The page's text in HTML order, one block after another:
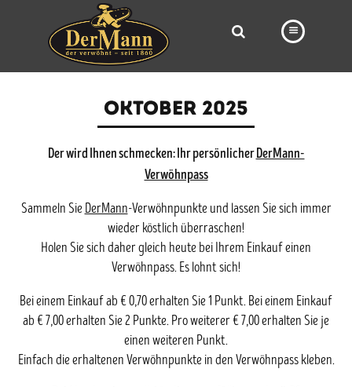
BÄCKEREI
BROTWAY
VORBESTELLUNG
NEWS
VIDEOS
OKTOBER 2025
Der wird Ihnen schmecken: Ihr persönlicherDerMann-
Verwöhnpass
Sammeln Sie DerMann-Verwöhnpunkte und lassen Sie sich immer
wieder köstlich überraschen!
Holen Sie sich daher gleich heute bei Ihrem Einkauf einen
Verwöhnpass. Es lohnt sich!
Bei einem Einkauf ab € 0,70 erhalten Sie 1 Punkt. Bei einem Einkauf
ab € 7,00 erhalten Sie 2 Punkte. Pro weiterer € 7,00 erhalten Sie je
einen weiteren Punkt.
Einfach die erhaltenen Verwöhnpunkte in den Verwöhnpass kleben.